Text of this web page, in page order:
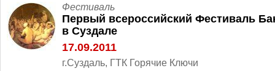
Фестиваль
Первый всероссийский Фестиваль
в Суздале
17.09.2011
г.Суздаль, ГТК Горячие Ключи